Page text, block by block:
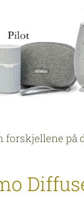
forskjellene på